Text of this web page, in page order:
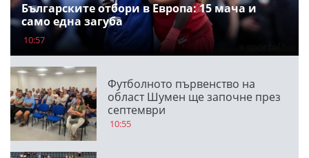
Българските отбори в Европа: 15 мача и
само една загуба
10:57
Футболното първенство на
област Шумен ще започне през
септември
10:55